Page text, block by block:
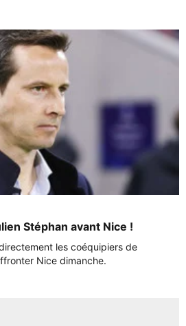
Stéphan avant Nice !
les coéquipiers de
Nice dimanche.